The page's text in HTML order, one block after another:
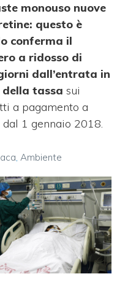
monouso nuove
questo è
conferma il
a ridosso di
dall’entrata in
della tassasui
a pagamento a
1 gennaio 2018.
Ambiente